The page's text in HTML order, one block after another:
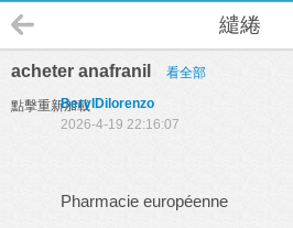
繾綣
acheter anafranil 看全部
點擊重新加載BerylDilorenzo
2026-4-19 22:16:07
Pharmacie européenne